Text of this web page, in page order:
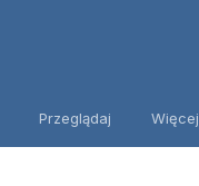
Przeglądaj Więcej